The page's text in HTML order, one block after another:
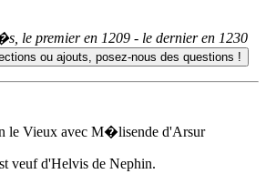
le premier en 1209 - le dernier en 1230
le Vieux avec M�lisende d'Arsur
veuf d'Helvis de Nephin.